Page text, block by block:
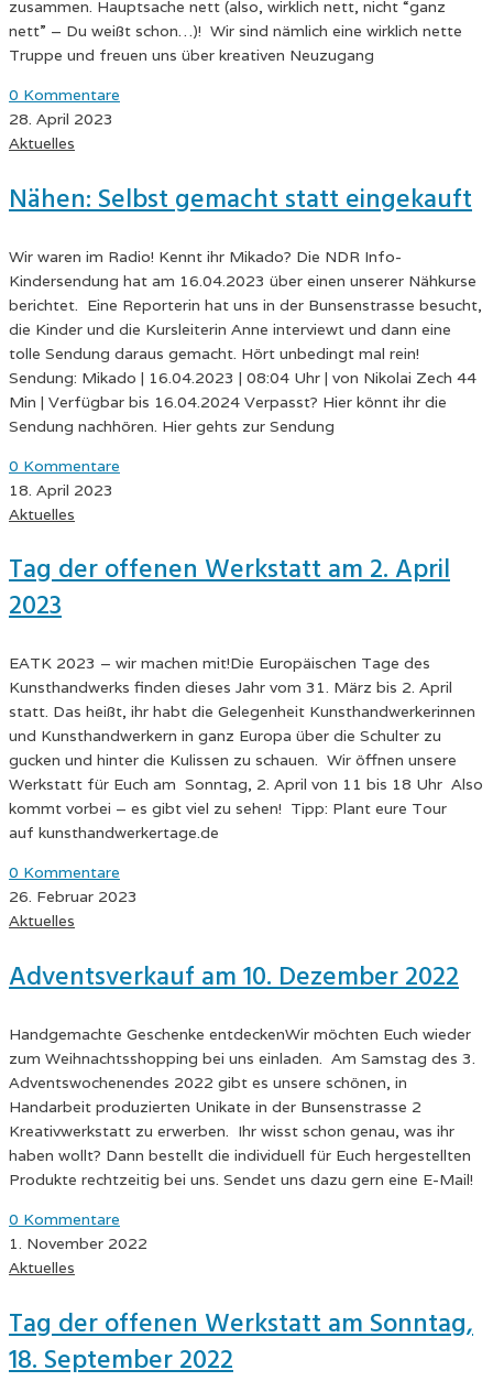
zusammen. Hauptsache nett (also, wirklich nett, nicht “ganz
nett” – Du weißt schon…)! Wir sind nämlich eine wirklich nette
Truppe und freuen uns über kreativen Neuzugang
0 Kommentare
28. April 2023
Aktuelles
Nähen: Selbst gemacht statt eingekauft
Wir waren im Radio! Kennt ihr Mikado? Die NDR Info-
Kindersendung hat am 16.04.2023 über einen unserer Nähkurse
berichtet. Eine Reporterin hat uns in der Bunsenstrasse besucht,
die Kinder und die Kursleiterin Anne interviewt und dann eine
tolle Sendung daraus gemacht. Hört unbedingt mal rein!
Sendung: Mikado | 16.04.2023 | 08:04 Uhr | von Nikolai Zech 44
Min | Verfügbar bis 16.04.2024 Verpasst? Hier könnt ihr die
Sendung nachhören. Hier gehts zur Sendung
0 Kommentare
18. April 2023
Aktuelles
Tag der offenen Werkstatt am 2. April
2023
EATK 2023 – wir machen mit!Die Europäischen Tage des
Kunsthandwerks finden dieses Jahr vom 31. März bis 2. April
statt. Das heißt, ihr habt die Gelegenheit Kunsthandwerkerinnen
und Kunsthandwerkern in ganz Europa über die Schulter zu
gucken und hinter die Kulissen zu schauen. Wir öffnen unsere
Werkstatt für Euch am Sonntag, 2. April von 11 bis 18 Uhr Also
kommt vorbei – es gibt viel zu sehen! Tipp: Plant eure Tour
auf kunsthandwerkertage.de
0 Kommentare
26. Februar 2023
Aktuelles
Adventsverkauf am 10. Dezember 2022
Handgemachte Geschenke entdeckenWir möchten Euch wieder
zum Weihnachtsshopping bei uns einladen. Am Samstag des 3.
Adventswochenendes 2022 gibt es unsere schönen, in
Handarbeit produzierten Unikate in der Bunsenstrasse 2
Kreativwerkstatt zu erwerben. Ihr wisst schon genau, was ihr
haben wollt? Dann bestellt die individuell für Euch hergestellten
Produkte rechtzeitig bei uns. Sendet uns dazu gern eine E-Mail!
0 Kommentare
1. November 2022
Aktuelles
Tag der offenen Werkstatt am Sonntag,
18. September 2022